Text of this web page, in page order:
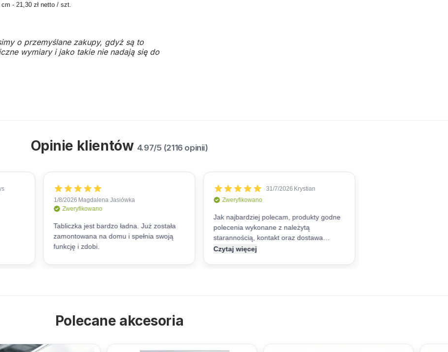
- 21,30 zł netto / szt.
o przemyślane zakupy, gdyż są to
wymiary i jako takie nie nadają się do
Opinie klientów 4.97/5 (2116 opinii)
Polecane akcesoria